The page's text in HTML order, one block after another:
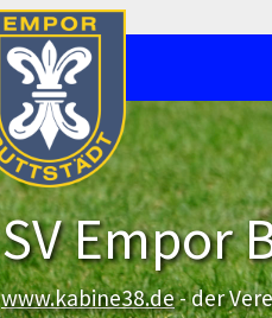
SV Empor
www.kabine38.de- der